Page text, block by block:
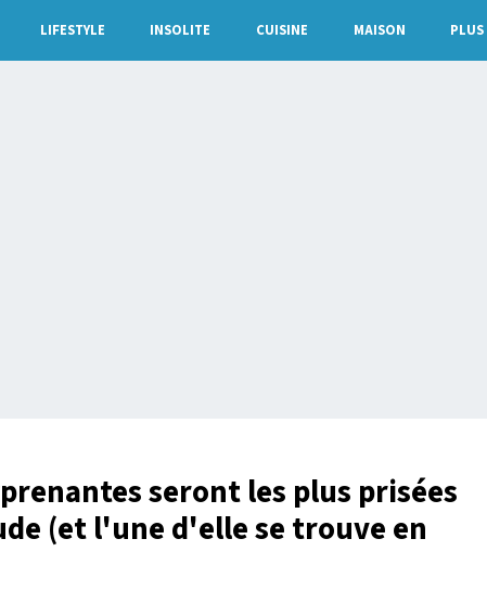
LIFESTYLE INSOLITE CUISINE MAISON PLUS
seront les plus prisées
(et l'une d'elle se trouve en